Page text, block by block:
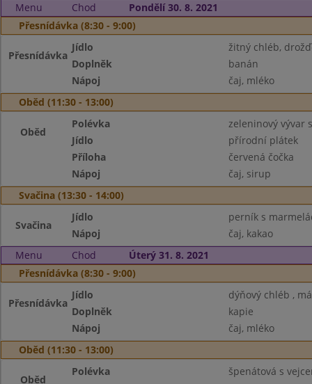
Menu Chod
Pondělí 30. 8. 2021
Přesnídávka (8:30 - 9:00)
Přesnídávka
Jídlo
žitný chléb,
Doplněk
banán
Nápoj
čaj, mléko
Oběd (11:30 - 13:00)
Oběd
Polévka
zeleninový vývar
Jídlo
přírodní plátek
Příloha
červená čočka
Nápoj
čaj, sirup
Svačina (13:30 - 14:00)
Svačina
Jídlo
perník s
Nápoj
čaj, kakao
Menu
Chod
Úterý 31. 8. 2021
Přesnídávka (8:30 - 9:00)
Přesnídávka
Jídlo
dýňový chléb ,
Doplněk
kapie
Nápoj
čaj, mléko
Oběd (11:30 - 13:00)
Oběd
Polévka
špenátová s